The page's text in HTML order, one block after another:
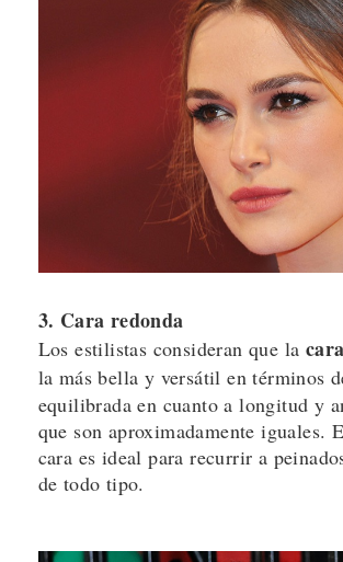
3. Cara redonda
Los estilistas consideran que la
la más bella y versátil en términos
equilibrada en cuanto a longitud y
que son aproximadamente iguales.
cara es ideal para recurrir a
de todo tipo.